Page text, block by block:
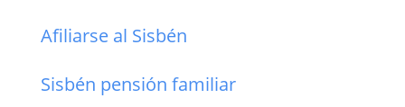
Afiliarse al Sisbén
Sisbén pensión familiar